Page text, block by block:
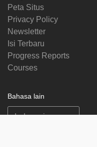
Peta Situs
Privacy Policy
Newsletter
Isi Terbaru
Progress Reports
Courses
Bahasa lain